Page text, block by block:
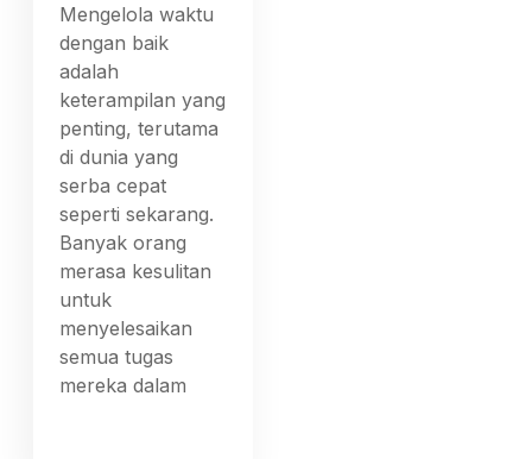
Mengelola waktu
dengan baik
adalah
keterampilan yang
penting, terutama
di dunia yang
serba cepat
seperti sekarang.
Banyak orang
merasa kesulitan
untuk
menyelesaikan
semua tugas
mereka dalam